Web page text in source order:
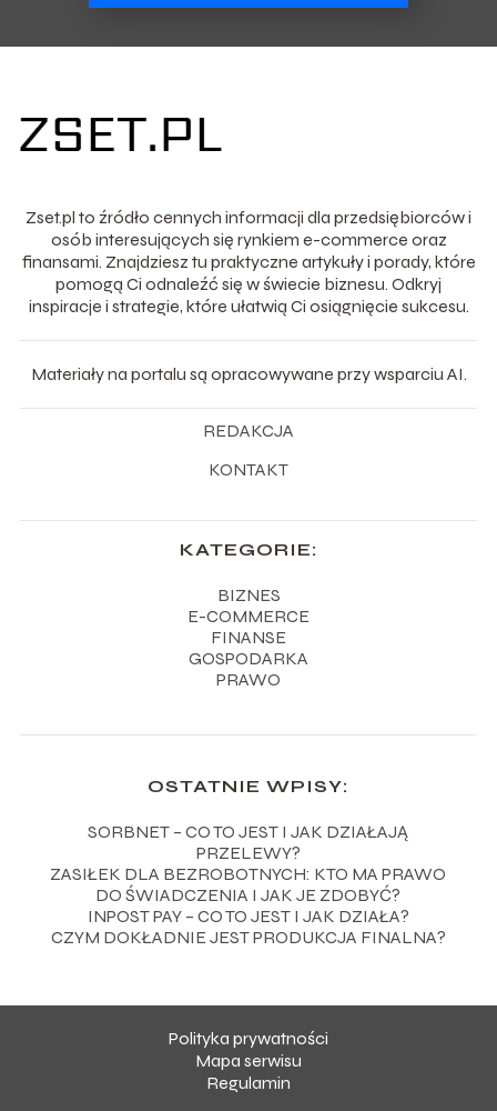
Zset.pl to źródło cennych informacji dla przedsiębiorców i
osób interesujących się rynkiem e-commerce oraz
finansami. Znajdziesz tu praktyczne artykuły i porady, które
pomogą Ci odnaleźć się w świecie biznesu. Odkryj
inspiracje i strategie, które ułatwią Ci osiągnięcie sukcesu.
Materiały na portalu są opracowywane przy wsparciu AI.
REDAKCJA
KONTAKT
KATEGORIE:
BIZNES
E-COMMERCE
FINANSE
GOSPODARKA
PRAWO
OSTATNIE WPISY:
SORBNET – CO TO JEST I JAK DZIAŁAJĄ
PRZELEWY?
ZASIŁEK DLA BEZROBOTNYCH: KTO MA PRAWO
DO ŚWIADCZENIA I JAK JE ZDOBYĆ?
INPOST PAY – CO TO JEST I JAK DZIAŁA?
CZYM DOKŁADNIE JEST PRODUKCJA FINALNA?
Polityka prywatności
Mapa serwisu
Regulamin